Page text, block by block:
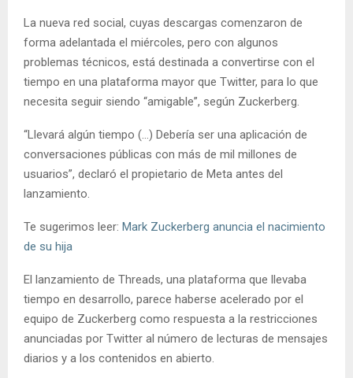
La nueva red social, cuyas descargas comenzaron de
forma adelantada el miércoles, pero con algunos
problemas técnicos, está destinada a convertirse con el
tiempo en una plataforma mayor que Twitter, para lo que
necesita seguir siendo “amigable”, según Zuckerberg.
“Llevará algún tiempo (…) Debería ser una aplicación de
conversaciones públicas con más de mil millones de
usuarios”, declaró el propietario de Meta antes del
lanzamiento.
Te sugerimos leer: Mark Zuckerberg anuncia el nacimiento
de su hija
El lanzamiento de Threads, una plataforma que llevaba
tiempo en desarrollo, parece haberse acelerado por el
equipo de Zuckerberg como respuesta a la restricciones
anunciadas por Twitter al número de lecturas de mensajes
diarios y a los contenidos en abierto.